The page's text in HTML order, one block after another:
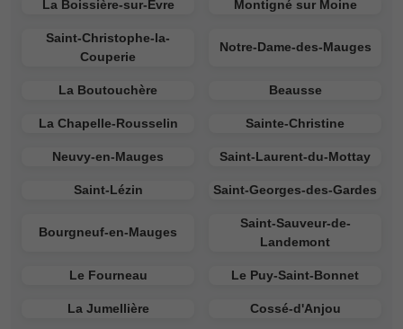
La Boissière-sur-Èvre Montigné sur Moine
Saint-Christophe-la-
Couperie
Notre-Dame-des-Mauges
La Boutouchère Beausse
La Chapelle-Rousselin Sainte-Christine
Neuvy-en-Mauges Saint-Laurent-du-Mottay
Saint-Lézin Saint-Georges-des-Gardes
Bourgneuf-en-Mauges
Saint-Sauveur-de-
Landemont
Le Fourneau Le Puy-Saint-Bonnet
La Jumellière Cossé-d'Anjou